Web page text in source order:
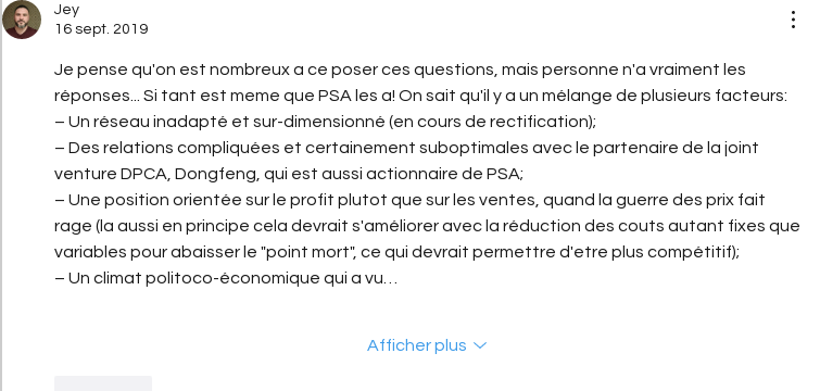
Jey
16 sept. 2019
Je pense qu'on est nombreux a ce poser ces questions, mais personne n'a vraiment les
réponses... Si tant est meme que PSA les a! On sait qu'il y a un mélange de plusieurs facteurs:
– Un réseau inadapté et sur-dimensionné (en cours de rectification);
– Des relations compliquées et certainement suboptimales avec le partenaire de la joint
venture DPCA, Dongfeng, qui est aussi actionnaire de PSA;
– Une position orientée sur le profit plutot que sur les ventes, quand la guerre des prix fait
rage (la aussi en principe cela devrait s'améliorer avec la réduction des couts autant fixes que
variables pour abaisser le "point mort", ce qui devrait permettre d'etre plus compétitif);
– Un climat politoco-économique qui a vu…
Afficher plus